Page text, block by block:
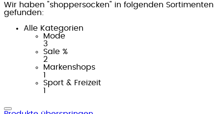
Wir haben "shoppersocken" in folgenden Sortimenten
gefunden:
Alle Kategorien
Mode
3
Sale %
2
Markenshops
1
Sport & Freizeit
1